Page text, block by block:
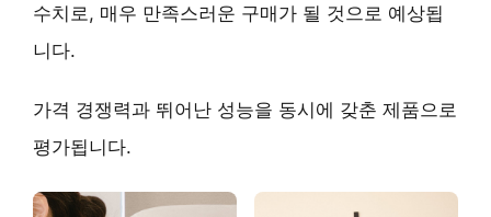
수치로, 매우 만족스러운 구매가 될 것으로 예상됩
니다.
가격 경쟁력과 뛰어난 성능을 동시에 갖춘 제품으로
평가됩니다.